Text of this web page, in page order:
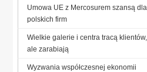
Umowa UE z Mercosurem szansą dla
polskich firm
Wielkie galerie i centra tracą klientów,
ale zarabiają
Wyzwania współczesnej ekonomii